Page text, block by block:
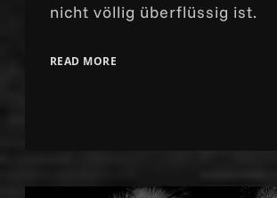
nicht völlig überflüssig ist.
READ MORE